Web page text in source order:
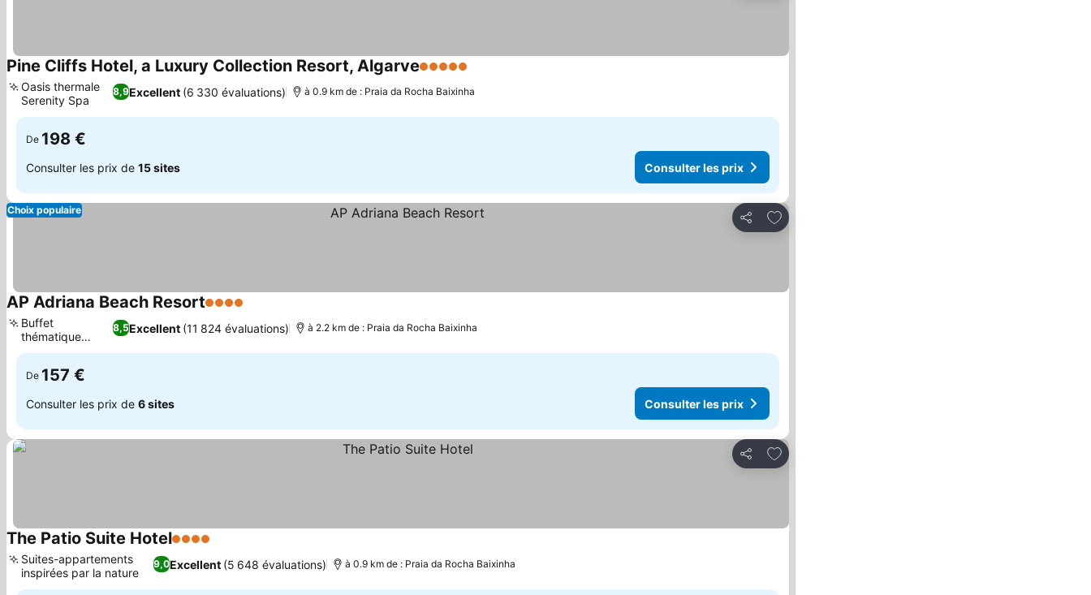
Pine Cliffs Hotel, a Luxury Collection Resort, Algarve5 Étoiles
8,9Excellent (6 330 évaluations)
Oasis thermale
Serenity Spa
à 0.9 km de : Praia da Rocha Baixinha
De 198 €
Consulter les prix de 15 sites Consulter les prix
Partager
Ajouter à mes favoris
Choix populaire
AP Adriana Beach Resort4 Étoiles
8,5Excellent (11 824 évaluations)
Buffet
thématique
saisonnier
à 2.2 km de : Praia da Rocha Baixinha
De 157 €
Consulter les prix de 6 sites Consulter les prix
Partager
Ajouter à mes favoris
The Patio Suite Hotel4 Étoiles
9,0Excellent (5 648 évaluations)
Suites-appartements
inspirées par la nature
à 0.9 km de : Praia da Rocha Baixinha